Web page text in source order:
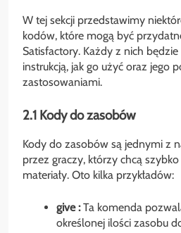
W tej sekcji przedstawimy
kodów, które mogą być
Satisfactory. Każdy z nich
instrukcją, jak go użyć oraz jego
zastosowaniami.
2.1 Kody do zasobów
Kody do zasobów są jednymi z
przez graczy, którzy chcą
materiały. Oto kilka przykładów:
give:Ta komenda
określonej ilości zasobu